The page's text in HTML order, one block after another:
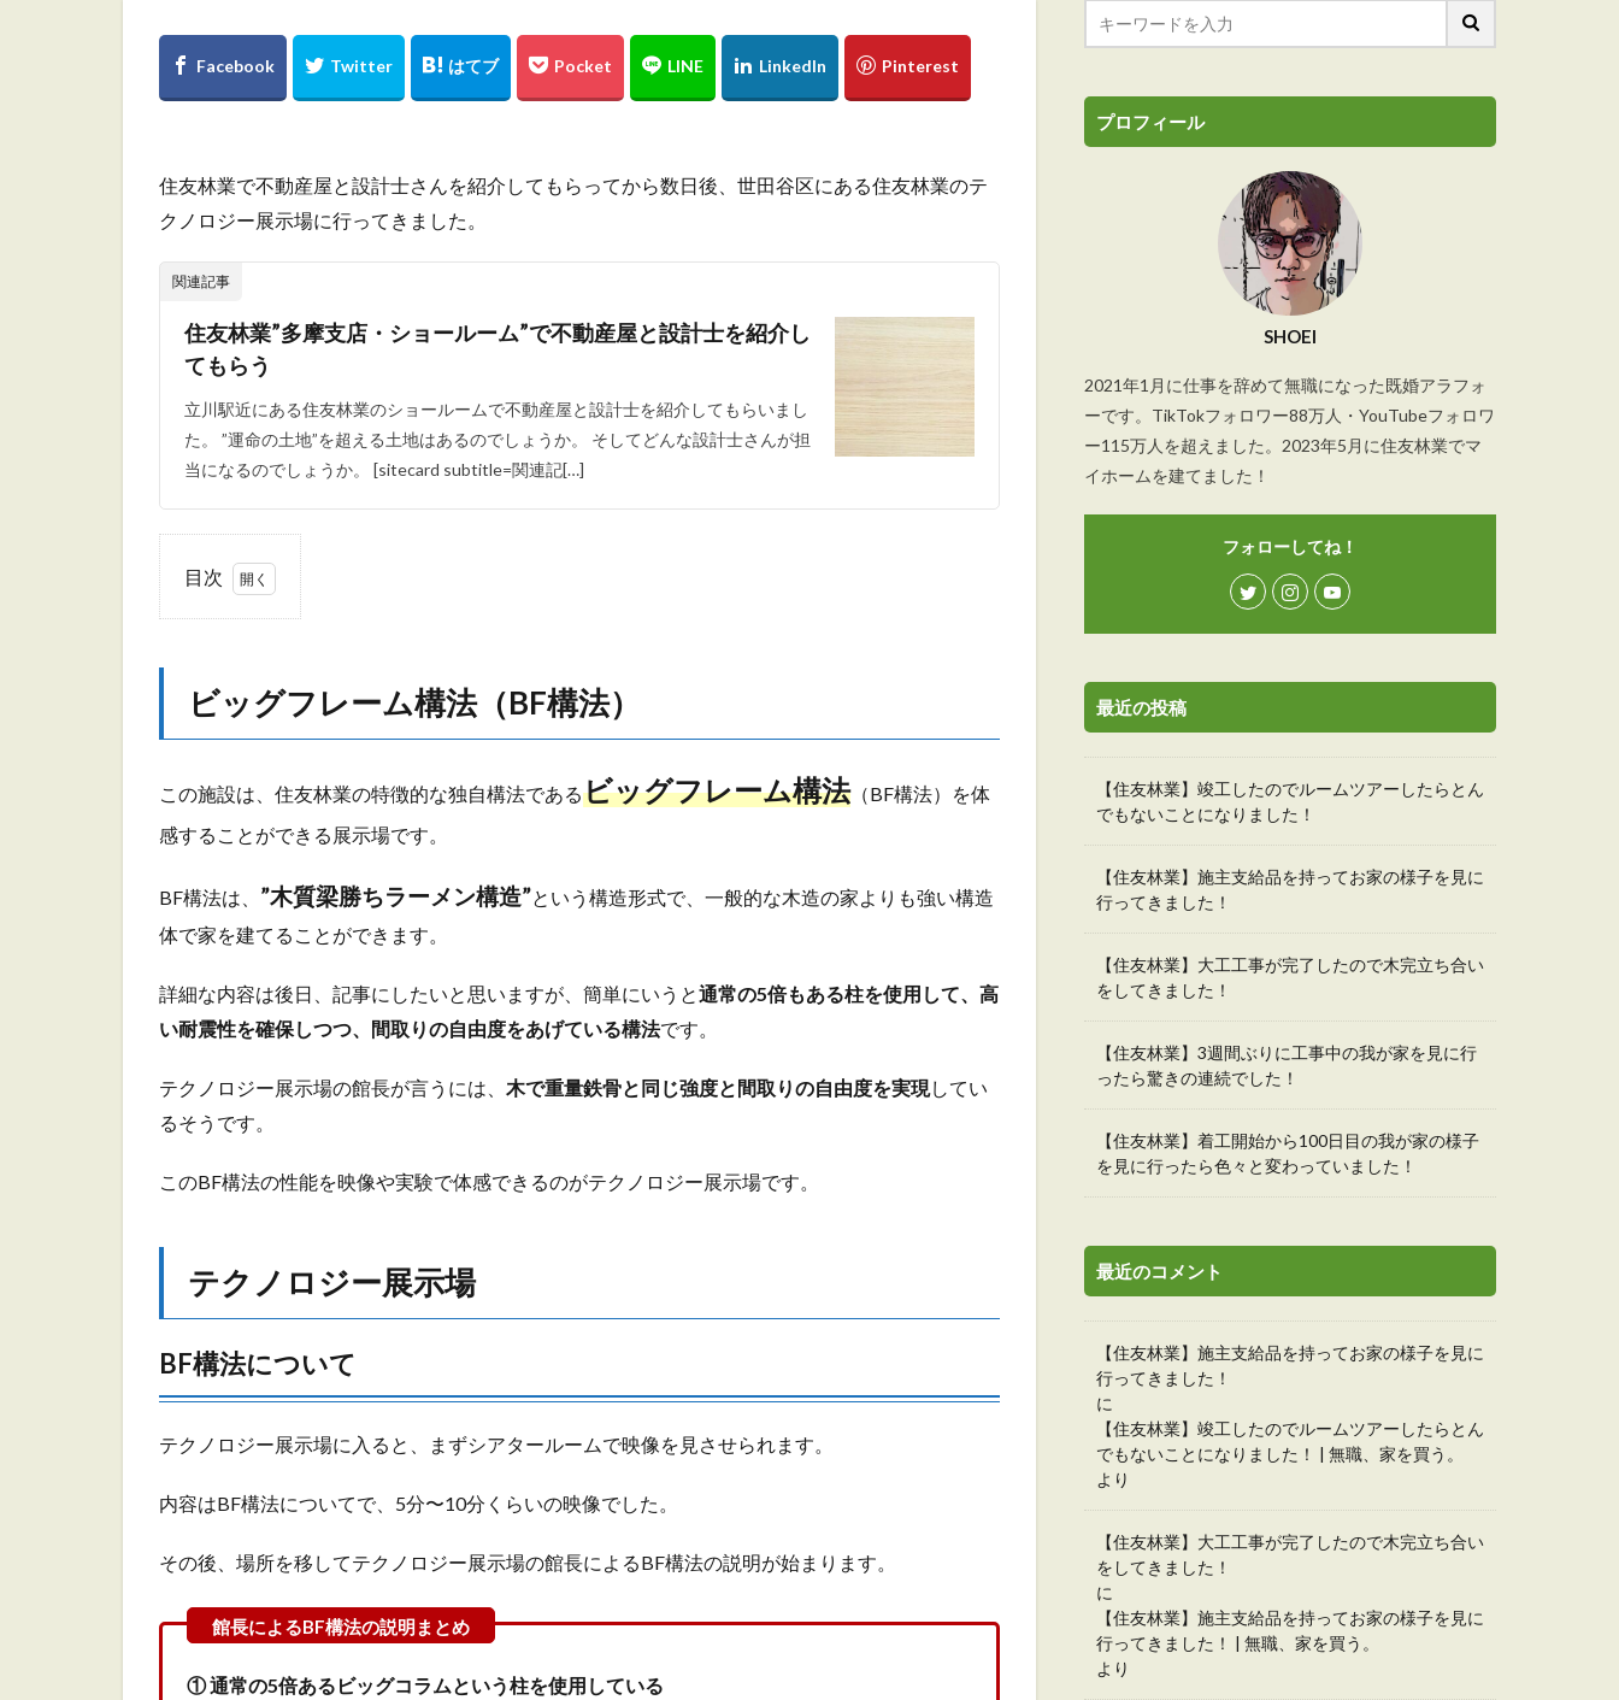
住友林業で不動産屋と設計士さんを紹介してもらってから数日後、世田谷区にある住友林業のテ
クノロジー展示場に行ってきました。
関連記事
住友林業”多摩支店・ショールーム”で不動産屋と設計士を紹介し
てもらう
立川駅近にある住友林業のショールームで不動産屋と設計士を紹介してもらいまし
た。 ”運命の土地”を超える土地はあるのでしょうか。 そしてどんな設計士さんが担
当になるのでしょうか。 [sitecard subtitle=関連記[…]
目次
レー
ム構
法
構
テ
ク
ノ
ジ
展
場
2.1
法に
2.2
シロ
対策
につ
いて
2.3
につ
2.4
他に
つい
て
ビッグフレーム構法（BF構法）
この施設は、住友林業の特徴的な独自構法であるビッグフレーム構法（BF構法）を体
感することができる展示場です。
BF構法は、 ”木質梁勝ちラーメン構造”という構造形式で、一般的な木造の家よりも強い構造
体で家を建てることができます。
詳細な内容は後日、記事にしたいと思いますが、簡単にいうと通常の5倍もある柱を使用して、高
い耐震性を確保しつつ、間取りの自由度をあげている構法です。
テクノロジー展示場の館長が言うには、 木で重量鉄骨と同じ強度と間取りの自由度を実現 してい
るそうです。
このBF構法の性能を映像や実験で体感できるのがテクノロジー展示場です。
テクノロジー展示場
BF構法について
テクノロジー展示場に入ると、まずシアタールームで映像を見させられます。
内容はBF構法についてで、5分〜10分くらいの映像でした。
その後、場所を移してテクノロジー展示場の館長によるBF構法の説明が始まります。
① 通常の5倍あるビッグコラムという柱を使用している
プロフィール
SHOEI
2021年1月に仕事を辞めて無職になった既婚アラフォ
ーです。TikTokフォロワー88万人・YouTubeフォロワ
ー115万人を超えました。2023年5月に住友林業でマ
イホームを建てました！
フォローしてね！
最近の投稿
【住友林業】竣工したのでルームツアーしたらとん
でもないことになりました！
【住友林業】施主支給品を持ってお家の様子を見に
行ってきました！
【住友林業】大工工事が完了したので木完立ち合い
をしてきました！
【住友林業】3週間ぶりに工事中の我が家を見に行
ったら驚きの連続でした！
【住友林業】着工開始から100日目の我が家の様子
を見に行ったら色々と変わっていました！
最近のコメント
【住友林業】施主支給品を持ってお家の様子を見に
行ってきました！
に
【住友林業】竣工したのでルームツアーしたらとん
でもないことになりました！ | 無職、家を買う。
より
【住友林業】大工工事が完了したので木完立ち合い
をしてきました！
に
【住友林業】施主支給品を持ってお家の様子を見に
行ってきました！ | 無職、家を買う。
より